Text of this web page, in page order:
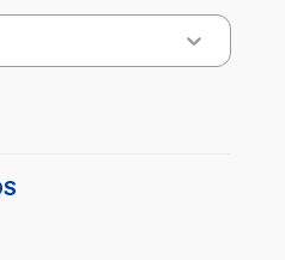
0 filtros aplicados